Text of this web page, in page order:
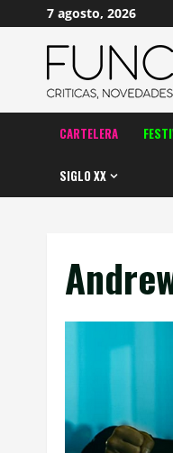
contenido
7 agosto, 2026
CARTELERA
SIGLO XX